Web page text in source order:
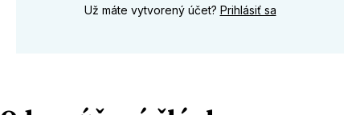
Už máte vytvorený účet? Prihlásiť sa